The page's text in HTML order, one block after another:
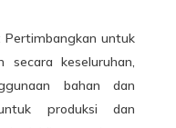
Pertimbangkan untuk
secara keseluruhan,
bahan dan
produksi dan